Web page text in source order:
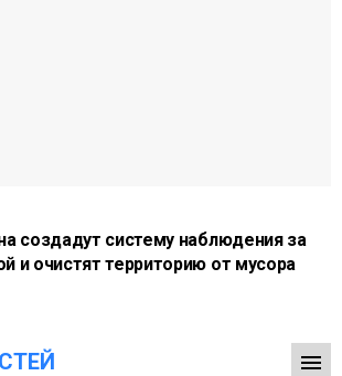
создадут систему наблюдения за
и очистят территорию от мусора